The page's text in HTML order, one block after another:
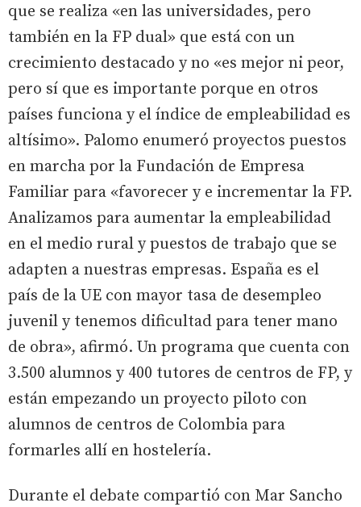
que se realiza «en las universidades, pero
también en la FP dual» que está con un
crecimiento destacado y no «es mejor ni peor,
pero sí que es importante porque en otros
países funciona y el índice de empleabilidad es
altísimo». Palomo enumeró proyectos puestos
en marcha por la Fundación de Empresa
Familiar para «favorecer y e incrementar la FP.
Analizamos para aumentar la empleabilidad
en el medio rural y puestos de trabajo que se
adapten a nuestras empresas. España es el
país de la UE con mayor tasa de desempleo
juvenil y tenemos dificultad para tener mano
de obra», afirmó. Un programa que cuenta con
3.500 alumnos y 400 tutores de centros de FP, y
están empezando un proyecto piloto con
alumnos de centros de Colombia para
formarles allí en hostelería.
Durante el debate compartió con Mar Sancho